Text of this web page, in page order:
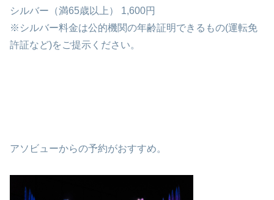
シルバー（満65歳以上） 1,600円
※シルバー料金は公的機関の年齢証明できるもの(運転免
許証など)をご提示ください。
アソビューからの予約がおすすめ。